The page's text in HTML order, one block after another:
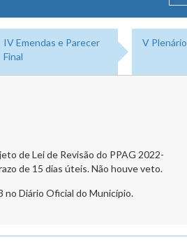
IV Emendas e Parecer
Final
V Plenário
de Lei de Revisão do PPAG 2022-
de 15 dias úteis. Não houve veto.
no Diário Oficial do Município.